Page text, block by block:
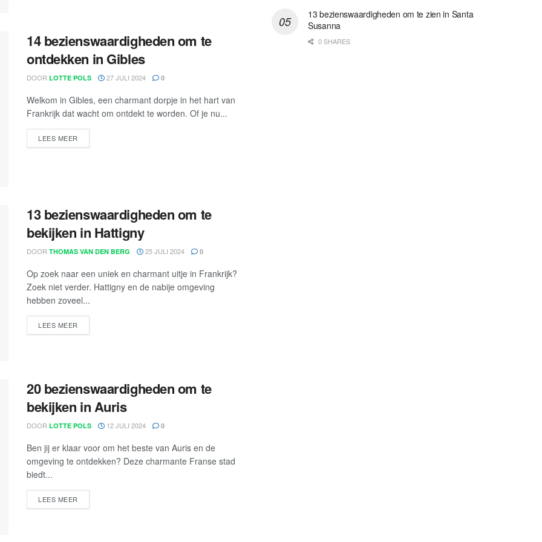
14 bezienswaardigheden om te
ontdekken in Gibles
DOOR LOTTE POLS 27 JULI 2024 0
Welkom in Gibles, een charmant dorpje in het hart van
Frankrijk dat wacht om ontdekt te worden. Of je nu...
LEES MEER
13 bezienswaardigheden om te
bekijken in Hattigny
DOOR THOMAS VAN DEN BERG 25 JULI 2024 0
Op zoek naar een uniek en charmant uitje in Frankrijk?
Zoek niet verder. Hattigny en de nabije omgeving
hebben zoveel...
LEES MEER
20 bezienswaardigheden om te
bekijken in Auris
DOOR LOTTE POLS 12 JULI 2024 0
Ben jij er klaar voor om het beste van Auris en de
omgeving te ontdekken? Deze charmante Franse stad
biedt...
LEES MEER
13 bezienswaardigheden om te zien in Santa
Susanna
0 SHARES